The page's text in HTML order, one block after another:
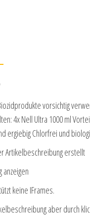
vorsichtig
4x Nell Ultra 1000 ml
ergiebig Chlorfrei und
Artikelbeschreibung erstellt
keine IFrames.
aber durch